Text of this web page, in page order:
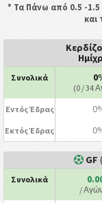
* Τα Πάνω από 0.5 -1.5
και
Συνολικά
(0 / 34
Εντός Έδρας
Εκτός Έδρας
GF
Συνολικά
/